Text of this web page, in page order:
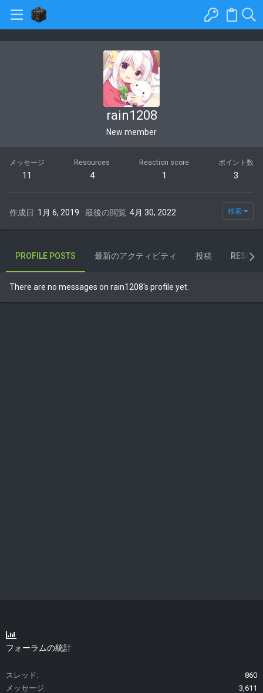
rain1208
New member
メッセージ
11
Resources
4
Reaction score
1
ポイント数
3
作成日 1月 6, 2019 最後の閲覧 4月 30, 2022 検索
PROFILE POSTS 最新のアクティビティ 投稿
There are no messages on rain1208's profile yet.
フォーラムの統計
スレッド
860
メッセージ
3,611